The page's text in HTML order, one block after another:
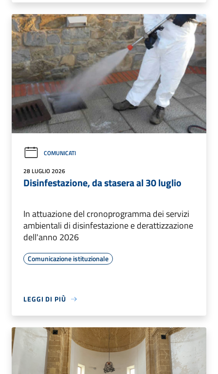
COMUNICATI
28 LUGLIO 2026
Disinfestazione, da stasera al 30 luglio
In attuazione del cronoprogramma dei servizi
ambientali di disinfestazione e derattizzazione
dell'anno 2026
Comunicazione istituzionale
LEGGI DI PIÙ